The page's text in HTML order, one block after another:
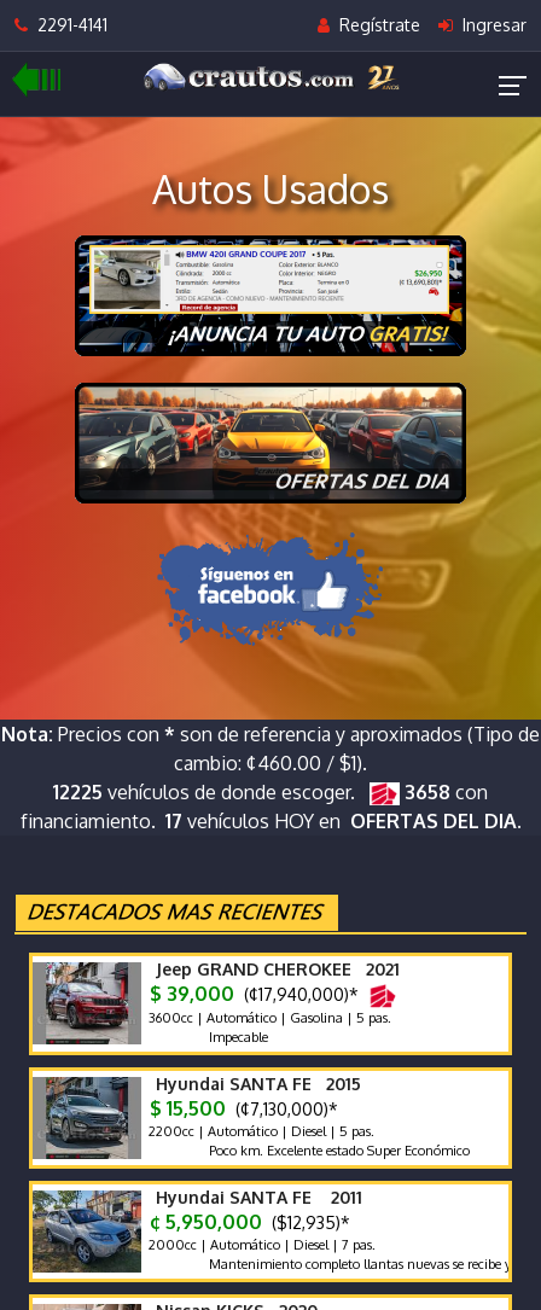
2291-4141 Regístrate Ingresar
Autos Usados
Nota: Precios con * son de referencia y aproximados (Tipo de
cambio: ¢460.00 / $1).
12225 vehículos de donde escoger. 3658 con
financiamiento. 17 vehículos HOY en OFERTAS DEL DIA.
Jeep GRAND CHEROKEE 2021
$ 39,000 (¢17,940,000)*
3600cc | Automático | Gasolina | 5 pas.
Impecable
Hyundai SANTA FE 2015
$ 15,500 (¢7,130,000)*
2200cc | Automático | Diesel | 5 pas.
Poco km. Excelente estado Super Económico
Hyundai SANTA FE 2011
¢ 5,950,000 ($12,935)*
2000cc | Automático | Diesel | 7 pas.
Mantenimiento completo llantas nuevas se recibe y se